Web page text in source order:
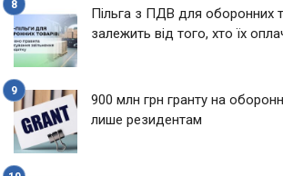
Пільга з ПДВ для оборонних
залежить від того, хто їх
900 млн грн гранту на
лише резидентам